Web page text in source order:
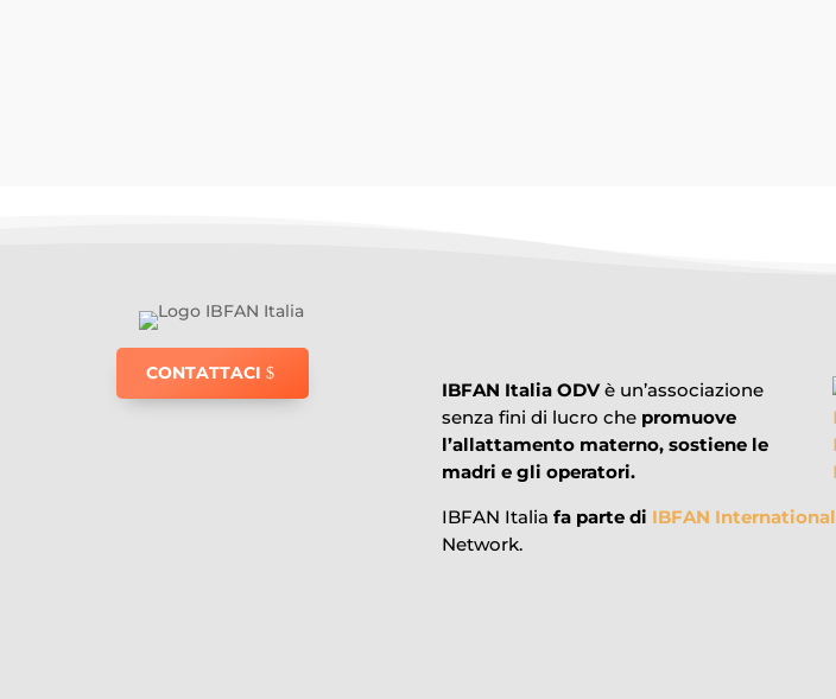
CONTATTACI
IBFAN Italia ODVè un’associazione
senza fini di lucro che promuove
l’allattamento materno, sostiene le
madri e gli operatori.
IBFAN Italia fa parte di IBFAN International
Network.